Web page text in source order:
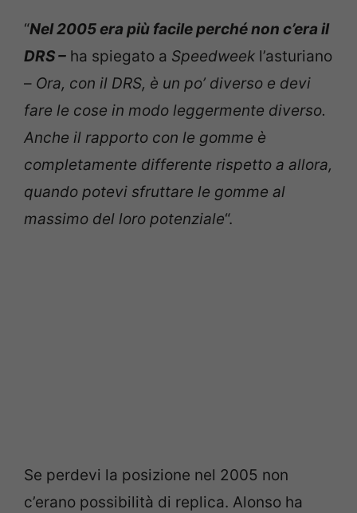
“Nel 2005 era più facile perché non c’era il
DRS – ha spiegato a Speedweek l’asturiano
– Ora, con il DRS, è un po’ diverso e devi
fare le cose in modo leggermente diverso.
Anche il rapporto con le gomme è
completamente differente rispetto a allora,
quando potevi sfruttare le gomme al
massimo del loro potenziale“.
Se perdevi la posizione nel 2005 non
c’erano possibilità di replica. Alonso ha